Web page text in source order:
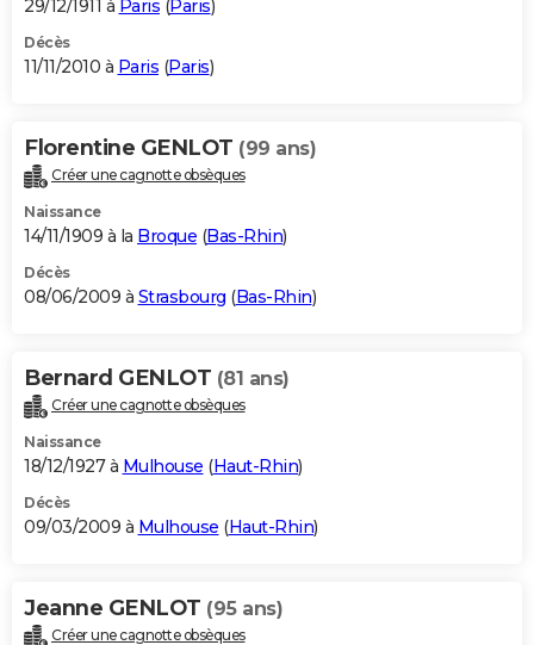
29/12/1911 à Paris (Paris)
Décès
11/11/2010 à Paris (Paris)
Florentine GENLOT (99 ans)
Créer une cagnotte obsèques
Naissance
14/11/1909 à la Broque (Bas-Rhin)
Décès
08/06/2009 à Strasbourg (Bas-Rhin)
Bernard GENLOT (81 ans)
Créer une cagnotte obsèques
Naissance
18/12/1927 à Mulhouse (Haut-Rhin)
Décès
09/03/2009 à Mulhouse (Haut-Rhin)
Jeanne GENLOT (95 ans)
Créer une cagnotte obsèques